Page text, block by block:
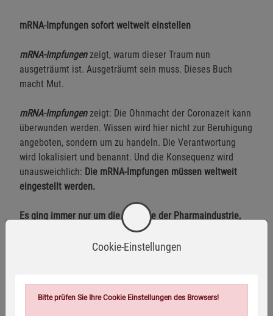
mRNA-Impfungen sofort weltweit einstellen
mRNA-Impfungenzeigt, warum dieser Traum nun
ausgeträumt ist. Ausgeträumt sein muss. Dieses Buch
macht Mut.
mRNA-Impfungenzeigt: Die Ohnmacht der Coronazeit kann
überwunden werden. Wissen wird hier nicht zur Beruhigung
angeboten, sondern um zu handeln. Die Verantwortung
wird lokalisiert und benannt. Und die Konsequenz wird
unausweichlich: Die mRNA-Impfungen müssen weltweit
eingestellt werden.
Es ging immer nur um die Gewinne der Pharmaindustrie,
»Finale - Menscheit quo vadis« zum kostenfreien Download
Cookie-Einstellungen
Bitte prüfen Sie Ihre Cookie Einstellungen des Browsers!